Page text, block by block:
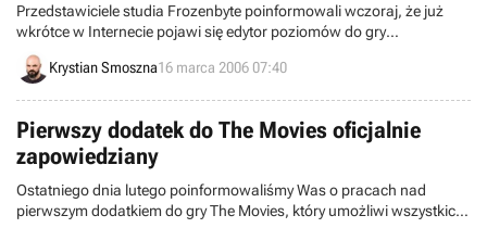
Przedstawiciele studia Frozenbyte poinformowali wczoraj, że już
wkrótce w Internecie pojawi się edytor poziomów do gry
Shadowgrounds. Finowie odpowiadają w ten sposób na prośby
użytkowników programu, którzy ją od kilku miesięcy dawali im do
Krystian Smoszna16 marca 2006 07:40
Pierwszy dodatek do The Movies oficjalnie
zapowiedziany
Ostatniego dnia lutego poinformowaliśmy Was o pracach nad
pierwszym dodatkiem do gry The Movies, który umożliwi wszystkich